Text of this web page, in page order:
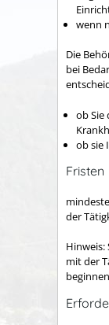
wenn
Die
bei
ob Sie
ob sie
Fristen
der
Hinweis:
mit der